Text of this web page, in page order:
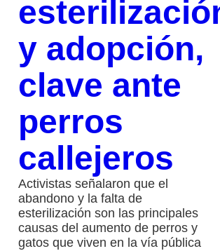
y adopción,
clave ante
perros
callejeros
Activistas señalaron que el
abandono y la falta de
esterilización son las principales
causas del aumento de perros y
gatos que viven en la vía pública